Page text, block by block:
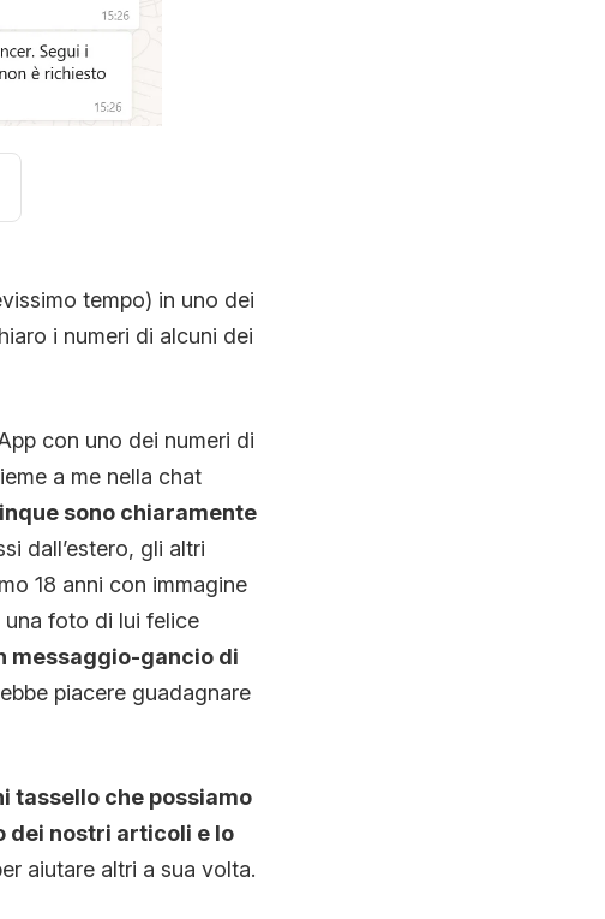
tempo) in uno dei
i numeri di alcuni dei
con uno dei numeri di
a me nella chat
sono chiaramente
dall’estero, gli altri
18 anni con immagine
foto di lui felice
messaggio-gancio di
piacere guadagnare
tassello che possiamo
dei nostri articoli e lo
aiutare altri a sua volta.